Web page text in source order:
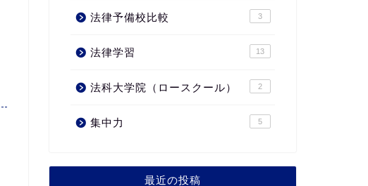
法律予備校比較 3
法律学習 13
法科大学院（ロースクール） 2
集中力 5
最近の投稿